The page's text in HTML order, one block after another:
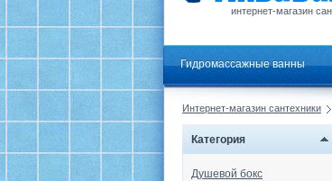
интернет-магазин
Гидромассажные ванны
Интернет-магазин сантехники
Категория
Душевой бокс